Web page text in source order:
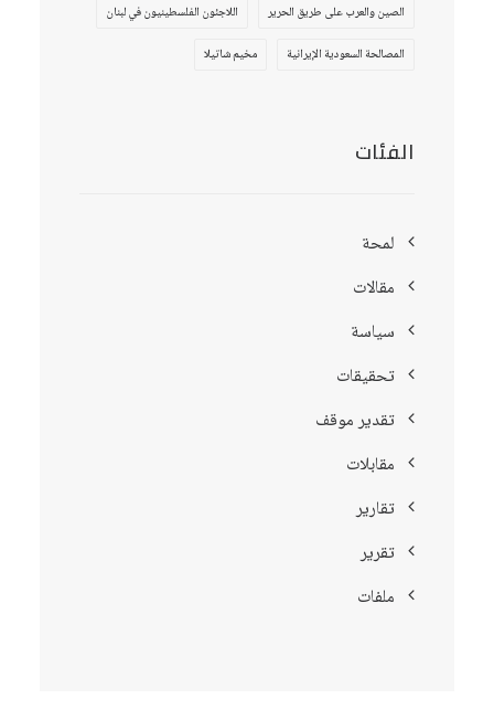
الصين والعرب على طريق الحرير
اللاجئون الفلسطينيون في لبنان
المصالحة السعودية الإيرانية
مخيم شاتيلا
الفئات
لمحة
مقالات
سياسة
تحقيقات
تقدير موقف
مقابلات
تقارير
تقرير
ملفات